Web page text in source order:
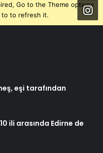
Go to the Theme options
to to refresh it.
eşi tarafından
ili arasında Edirne de